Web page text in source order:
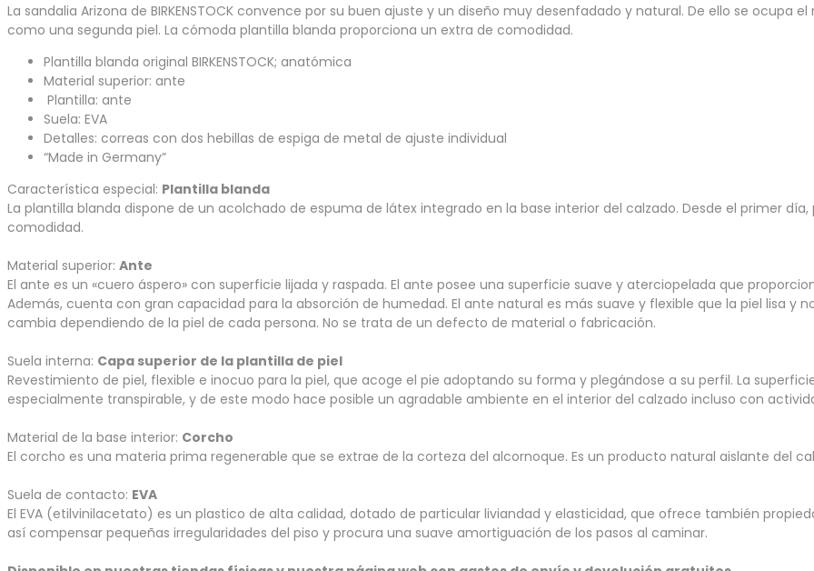
La sandalia Arizona de BIRKENSTOCK convence por su buen ajuste y un diseño muy desenfadado y natural. De ello se
como una segunda piel. La cómoda plantilla blanda proporciona un extra de comodidad.
Plantilla blanda original BIRKENSTOCK; anatómica
Material superior: ante
Plantilla: ante
Suela: EVA
Detalles: correas con dos hebillas de espiga de metal de ajuste individual
“Made in Germany”
Característica especial: Plantilla blanda
La plantilla blanda dispone de un acolchado de espuma de látex integrado en la base interior del calzado. Desde el primer
comodidad.
Material superior: Ante
El ante es un «cuero áspero» con superficie lijada y raspada. El ante posee una superficie suave y aterciopelada que
Además, cuenta con gran capacidad para la absorción de humedad. El ante natural es más suave y flexible que la piel lisa y
cambia dependiendo de la piel de cada persona. No se trata de un defecto de material o fabricación.
Suela interna: Capa superior de la plantilla de piel
Revestimiento de piel, flexible e inocuo para la piel, que acoge el pie adoptando su forma y plegándose a su perfil. La
especialmente transpirable, y de este modo hace posible un agradable ambiente en el interior del calzado incluso con
Material de la base interior: Corcho
El corcho es una materia prima regenerable que se extrae de la corteza del alcornoque. Es un producto natural aislante del
Suela de contacto: EVA
El EVA (etilvinilacetato) es un plastico de alta calidad, dotado de particular liviandad y elasticidad, que ofrece también
así compensar pequeñas irregularidades del piso y procura una suave amortiguación de los pasos al caminar.